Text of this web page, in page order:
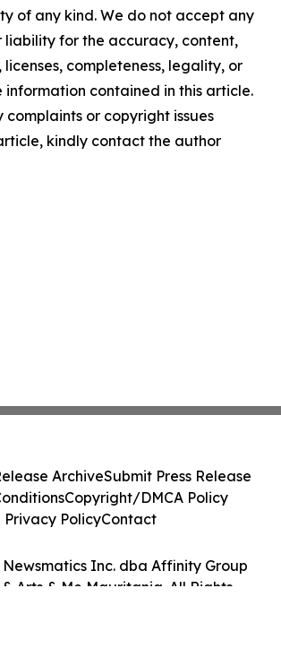
of any kind. We do not accept any
liability for the accuracy, content,
licenses, completeness, legality, or
contained in this article.
or copyright issues
kindly contact the author
Newsmatics Inc. dba Affinity Group
Arts & Me Mauritania. All Rights
ArchiveSubmit Press Release
Copyright/DMCA Policy
Privacy PolicyContact